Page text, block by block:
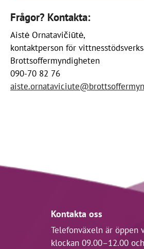
Frågor? Kontakta:
Aistė Ornatavičiūtė,
kontaktperson för
Brottsoffermyndigheten
090-70 82 76
Kontakta oss
Telefonväxeln är öppen
klockan 09.00–12.00